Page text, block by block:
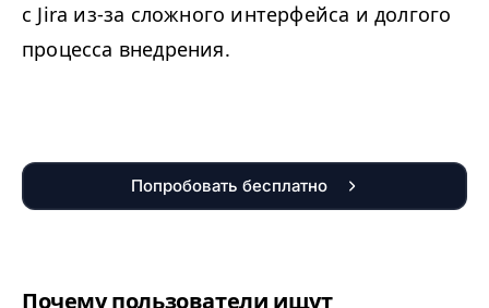
с Jira из-за сложного интерфейса и долгого
процесса внедрения.
Попробовать бесплатно
Почему пользователи ищут